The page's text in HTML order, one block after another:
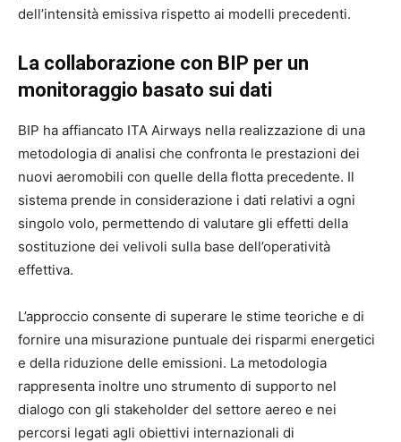
dell’intensità emissiva rispetto ai modelli precedenti.
La collaborazione con BIP per un
monitoraggio basato sui dati
BIP ha affiancato ITA Airways nella realizzazione di una
metodologia di analisi che confronta le prestazioni dei
nuovi aeromobili con quelle della flotta precedente. Il
sistema prende in considerazione i dati relativi a ogni
singolo volo, permettendo di valutare gli effetti della
sostituzione dei velivoli sulla base dell’operatività
effettiva.
L’approccio consente di superare le stime teoriche e di
fornire una misurazione puntuale dei risparmi energetici
e della riduzione delle emissioni. La metodologia
rappresenta inoltre uno strumento di supporto nel
dialogo con gli stakeholder del settore aereo e nei
percorsi legati agli obiettivi internazionali di